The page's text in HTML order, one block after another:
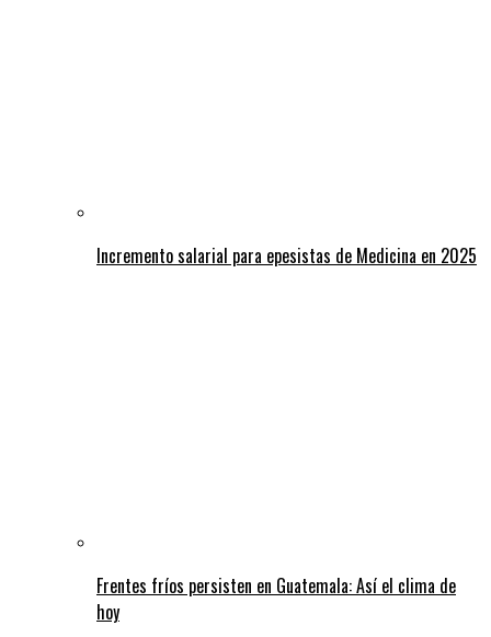
Incremento salarial para epesistas de Medicina en 2025
Frentes fríos persisten en Guatemala: Así el clima de
hoy